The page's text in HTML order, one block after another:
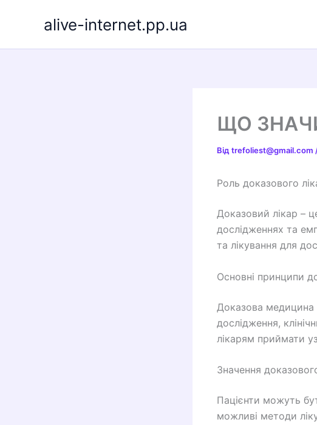
alive-internet.pp.ua
ЩО
Від trefoliest@gmail.com
Роль доказового
Доказовий лікар –
дослідженнях та
та лікування для
Основні принципи
Доказова медицина
дослідження,
лікарям приймати
Значення
Пацієнти можуть
можливі методи